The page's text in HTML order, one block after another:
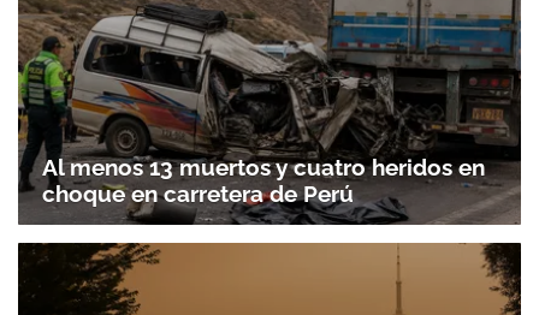
Al menos 13 muertos y cuatro heridos en
choque en carretera de Perú